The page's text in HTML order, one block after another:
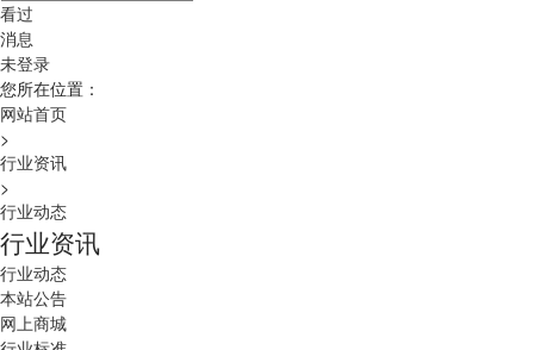
看过
消息
未登录
您所在位置：
网站首页
>
行业资讯
>
行业动态
行业资讯
行业动态
本站公告
网上商城